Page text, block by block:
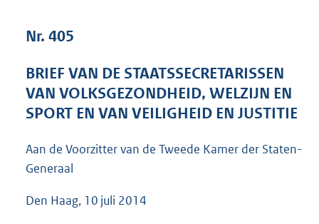
e
4
b
Nr. 405
BRIEF VAN DE STAATSSECRETARISSEN
VAN VOLKSGEZONDHEID, WELZIJN EN
SPORT EN VAN VEILIGHEID EN JUSTITIE
Aan de Voorzitter van de Tweede Kamer der Staten-
Generaal
Den Haag, 10 juli 2014